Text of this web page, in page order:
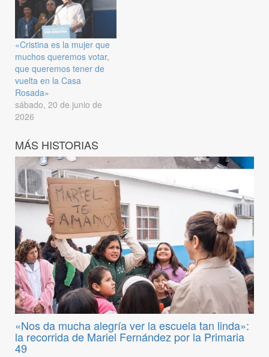
«Cristina es la mujer que
muchos queremos votar,
que queremos tener de
vuelta en la Casa
Rosada»
sábado, 20 de junio de
2026
MÁS HISTORIAS
«Nos da mucha alegría ver la escuela tan linda»:
la recorrida de Mariel Fernández por la Primaria
49